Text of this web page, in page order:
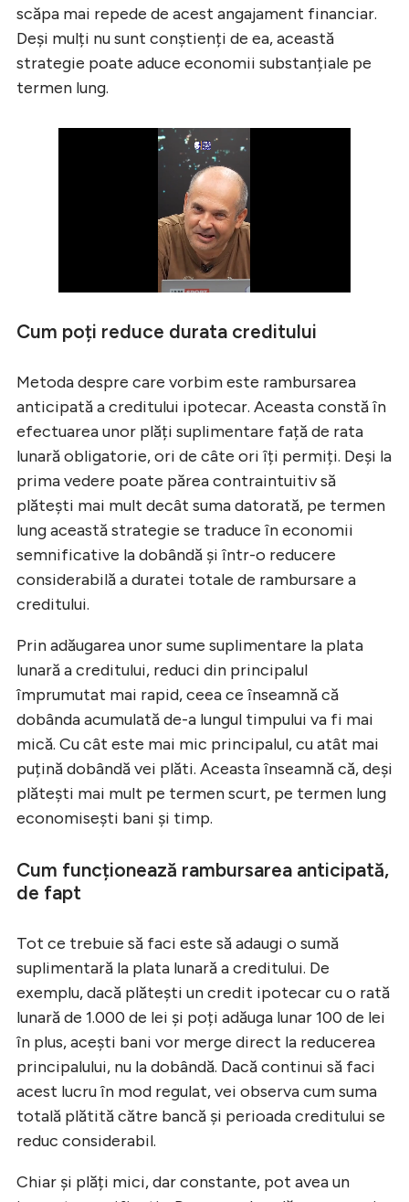
scăpa mai repede de acest angajament financiar.
Deși mulți nu sunt conștienți de ea, această
strategie poate aduce economii substanțiale pe
termen lung.
Cum poți reduce durata creditului
Metoda despre care vorbim este rambursarea
anticipată a creditului ipotecar. Aceasta constă în
efectuarea unor plăți suplimentare față de rata
lunară obligatorie, ori de câte ori îți permiți. Deși la
prima vedere poate părea contraintuitiv să
plătești mai mult decât suma datorată, pe termen
lung această strategie se traduce în economii
semnificative la dobândă și într-o reducere
considerabilă a duratei totale de rambursare a
creditului.
Prin adăugarea unor sume suplimentare la plata
lunară a creditului, reduci din principalul
împrumutat mai rapid, ceea ce înseamnă că
dobânda acumulată de-a lungul timpului va fi mai
mică. Cu cât este mai mic principalul, cu atât mai
puțină dobândă vei plăti. Aceasta înseamnă că, deși
plătești mai mult pe termen scurt, pe termen lung
economisești bani și timp.
Cum funcționează rambursarea anticipată,
de fapt
Tot ce trebuie să faci este să adaugi o sumă
suplimentară la plata lunară a creditului. De
exemplu, dacă plătești un credit ipotecar cu o rată
lunară de 1.000 de lei și poți adăuga lunar 100 de lei
în plus, acești bani vor merge direct la reducerea
principalului, nu la dobândă. Dacă continui să faci
acest lucru în mod regulat, vei observa cum suma
totală plătită către bancă și perioada creditului se
reduc considerabil.
Chiar și plăți mici, dar constante, pot avea un